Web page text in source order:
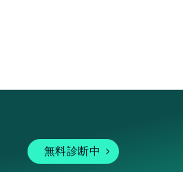
無料診断中